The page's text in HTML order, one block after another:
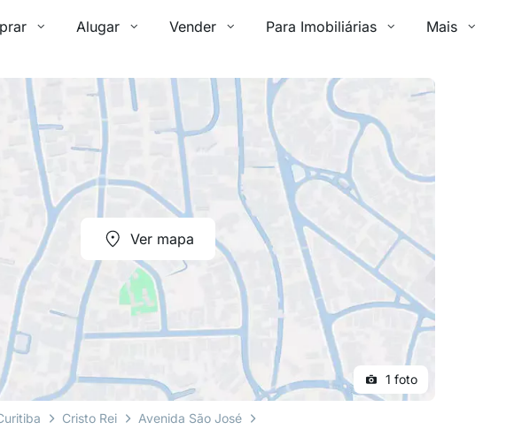
Alugar Vender Para Imobiliárias Mais
Ver mapa
1 foto
Cristo Rei
Avenida São José